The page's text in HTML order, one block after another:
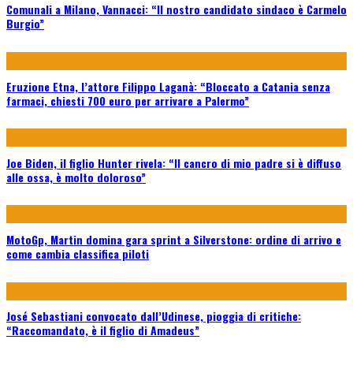
Comunali a Milano, Vannacci: “Il nostro candidato sindaco è Carmelo
Burgio”
Eruzione Etna, l’attore Filippo Laganà: “Bloccato a Catania senza
farmaci, chiesti 700 euro per arrivare a Palermo”
Joe Biden, il figlio Hunter rivela: “Il cancro di mio padre si è diffuso
alle ossa, è molto doloroso”
MotoGp, Martin domina gara sprint a Silverstone: ordine di arrivo e
come cambia classifica piloti
José Sebastiani convocato dall’Udinese, pioggia di critiche:
“Raccomandato, è il figlio di Amadeus”